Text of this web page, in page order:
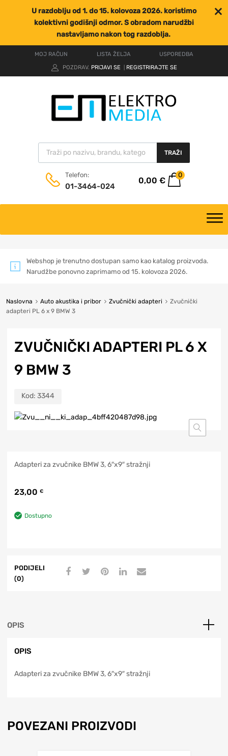
U razdoblju od 1. do 15. kolovoza 2026. koristimo
kolektivni godišnji odmor. S obradom narudžbi
nastavljamo nakon tog razdoblja.
MOJ RAČUN LISTA ŽELJA
USPOREDBA
POZDRAV. PRIJAVI SE REGISTRIRAJTE SE
TRAŽI
Telefon:
01-3464-024
0,00 €
0
Webshop je trenutno dostupan samo kao katalog proizvoda.
Narudžbe ponovno zaprimamo od 15. kolovoza 2026.
Naslovna Auto akustika i pribor Zvučnički adapteri
Zvučnički
adapteri PL 6 x 9 BMW 3
ZVUČNIČKI ADAPTERI PL 6 X
9 BMW 3
Kod: 3344
Adapteri za zvučnike BMW 3, 6″x9″ stražnji
23,00 €
Dostupno
PODIJELI
(0)
OPIS
OPIS
Adapteri za zvučnike BMW 3, 6″x9″ stražnji
POVEZANI PROIZVODI